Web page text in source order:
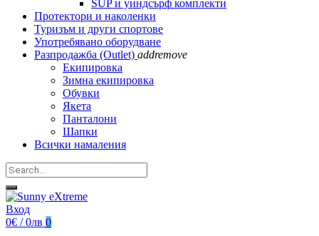
SUP и уиндсърф комплекти
Протектори и наколенки
Туризъм и други спортове
Употребявано оборудване
Разпродажба (Outlet) addremove
Екипировка
Зимна екипировка
Обувки
Якета
Панталони
Шапки
Всички намаления
Вход
0€ / 0лв 0